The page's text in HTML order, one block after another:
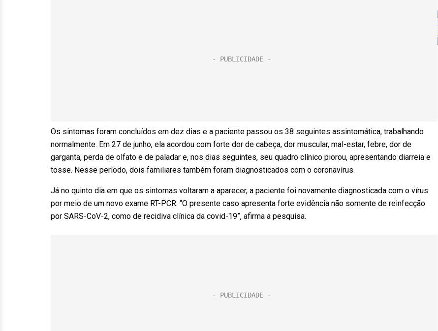
Os sintomas foram concluídos em dez dias e a paciente passou os 38 seguintes assintomática, trabalhando
normalmente. Em 27 de junho, ela acordou com forte dor de cabeça, dor muscular, mal-estar, febre, dor de
garganta, perda de olfato e de paladar e, nos dias seguintes, seu quadro clínico piorou, apresentando diarreia e
tosse. Nesse período, dois familiares também foram diagnosticados com o coronavírus.
Já no quinto dia em que os sintomas voltaram a aparecer, a paciente foi novamente diagnosticada com o vírus
por meio de um novo exame RT-PCR. “O presente caso apresenta forte evidência não somente de reinfecção
por SARS-CoV-2, como de recidiva clínica da covid-19”, afirma a pesquisa.